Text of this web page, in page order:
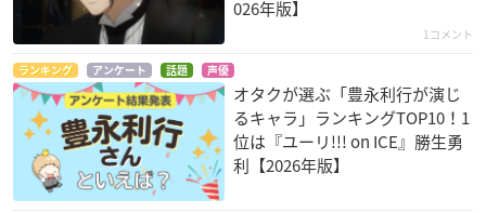
026年版】
1コメント
ランキング アンケート 話題 声優
オタクが選ぶ「豊永利行が演じ
るキャラ」ランキングTOP10！1
位は『ユーリ!!! on ICE』勝生勇
利【2026年版】